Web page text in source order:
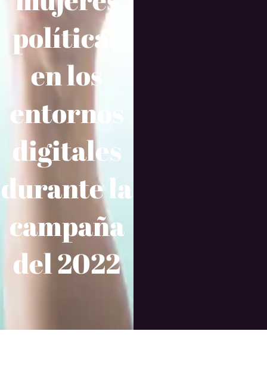
políticas
en los
entornos
digitales
durante la
campaña
del 2022